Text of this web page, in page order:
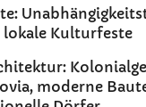
lokale Kulturfeste
moderne